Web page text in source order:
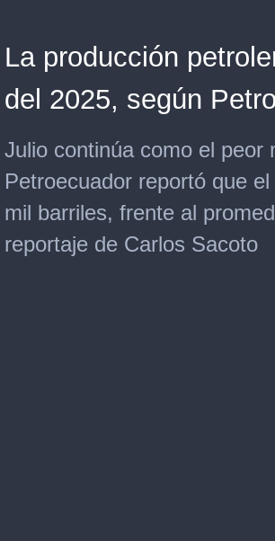
La producción
del 2025, según
Julio continúa como el peor
Petroecuador reportó que
mil barriles, frente al
reportaje de Carlos Sacoto